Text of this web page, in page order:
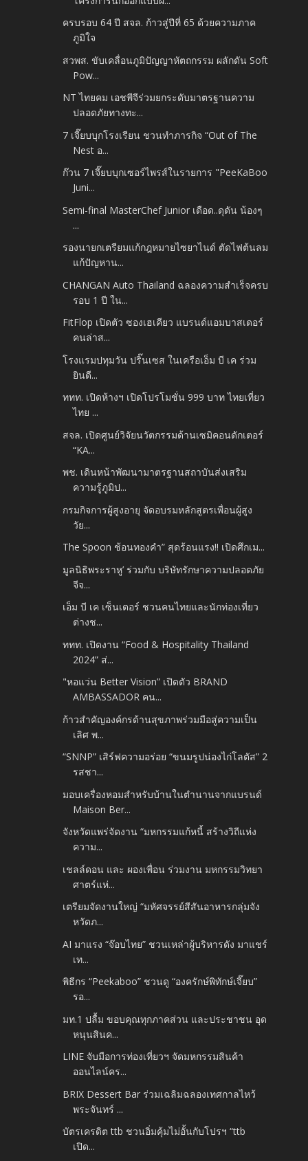
ครบรอบ 64 ปี สจล. ก้าวสู่ปีที่ 65 ด้วยความภาค
ภูมิใจ
สวพส. ขับเคลื่อนภูมิปัญญาหัตถกรรม ผลักดัน Soft
Pow...
NT ไทยคม เอชพีจีร่วมยกระดับมาตรฐานความ
ปลอดภัยทางทะ...
7 เจี๊ยบบุกโรงเรียน ชวนทำภารกิจ “Out of The
Nest อ...
ก๊วน 7 เจี๊ยบบุกเซอร์ไพรส์ในรายการ "PeeKaBoo
Juni...
Semi-final MasterChef Junior เดือด..ดุดัน น้องๆ
...
รองนายกเตรียมแก้กฎหมายไซยาไนด์ ตัดไฟต้นลม
แก้ปัญหาน...
CHANGAN Auto Thailand ฉลองความสำเร็จครบ
รอบ 1 ปี ใน...
FitFlop เปิดตัว ซองเฮเคียว แบรนด์แอมบาสเดอร์
คนล่าส...
โรงแรมปทุมวัน ปริ๊นเซส ในเครือเอ็ม บี เค ร่วม
ยินดี...
ททท. เปิดห้างฯ เปิดโปรโมชั่น 999 บาท ไทยเที่ยว
ไทย ...
สจล. เปิดศูนย์วิจัยนวัตกรรมด้านเซมิคอนดักเตอร์
“KA...
พช. เดินหน้าพัฒนามาตรฐานสถาบันส่งเสริม
ความรู้ภูมิป...
กรมกิจการผู้สูงอายุ จัดอบรมหลักสูตรเพื่อนผู้สูง
วัย...
The Spoon ช้อนทองคำ” สุดร้อนแรง!! เปิดศึกเม...
มูลนิธิพระราหู’ ร่วมกับ บริษัทรักษาความปลอดภัย
จีจ...
เอ็ม บี เค เซ็นเตอร์ ชวนคนไทยและนักท่องเที่ยว
ต่างช...
ททท. เปิดงาน “Food & Hospitality Thailand
2024” ส่...
"หอแว่น Better Vision” เปิดตัว BRAND
AMBASSADOR คน...
ก้าวสำคัญองค์กรด้านสุขภาพร่วมมือสู่ความเป็น
เลิศ พ...
“SNNP” เสิร์ฟความอร่อย “ขนมรูปน่องไก่โลตัส” 2
รสชา...
มอบเครื่องหอมสำหรับบ้านในตำนานจากแบรนด์
Maison Ber...
จังหวัดแพร่จัดงาน “มหกรรมแก้หนี้ สร้างวิถีแห่ง
ความ...
เชลล์ดอน และ ผองเพื่อน ร่วมงาน มหกรรมวิทยา
ศาตร์แห่...
เตรียมจัดงานใหญ่ “มหัศจรรย์สีสันอาหารกลุ่มจัง
หวัดภ...
AI มาแรง “จ๊อบไทย” ชวนเหล่าผู้บริหารดัง มาแชร์
เท...
พิธีกร “Peekaboo” ชวนดู “องครักษ์พิทักษ์เจี๊ยบ”
รอ...
มท.1 ปลื้ม ขอบคุณทุกภาคส่วน และประชาชน อุด
หนุนสินค...
LINE จับมือการท่องเที่ยวฯ จัดมหกรรมสินค้า
ออนไลน์คร...
BRIX Dessert Bar ร่วมเฉลิมฉลองเทศกาลไหว้
พระจันทร์ ...
บัตรเครดิต ttb ชวนอิ่มคุ้มไม่อั้นกับโปรฯ “ttb
เปิด...